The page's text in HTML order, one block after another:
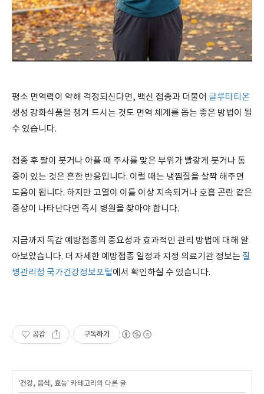
평소 면역력이 약해 걱정되신다면, 백신 접종과 더불어 글루타티온
생성 강화식품을 챙겨 드시는 것도 면역 체계를 돕는 좋은 방법이 될
수 있습니다.
접종 후 팔이 붓거나 아플 때 주사를 맞은 부위가 빨갛게 붓거나 통
증이 있는 것은 흔한 반응입니다. 이럴 때는 냉찜질을 살짝 해주면
도움이 됩니다. 하지만 고열이 이틀 이상 지속되거나 호흡 곤란 같은
증상이 나타난다면 즉시 병원을 찾아야 합니다.
지금까지 독감 예방접종의 중요성과 효과적인 관리 방법에 대해 알
아보았습니다. 더 자세한 예방접종 일정과 지정 의료기관 정보는 질
병관리청 국가건강정보포털에서 확인하실 수 있습니다.
공감 구독하기
'건강, 음식, 효능' 카테고리의 다른 글